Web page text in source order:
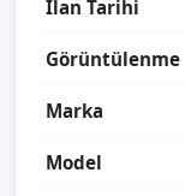
İlan Tarihi
Görüntülenme
Marka
Model